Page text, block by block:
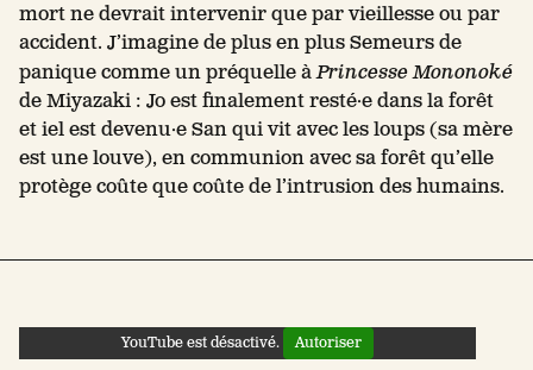
mort ne devrait intervenir que par vieillesse ou par
accident. J’imagine de plus en plus Semeurs de
panique comme un préquelle àPrincesse Mononoké
de Miyazaki : Jo est finalement resté·e dans la forêt
et iel est devenu·e San qui vit avec les loups (sa mère
est une louve), en communion avec sa forêt qu’elle
protège coûte que coûte de l’intrusion des humains.
YouTube est désactivé. Autoriser